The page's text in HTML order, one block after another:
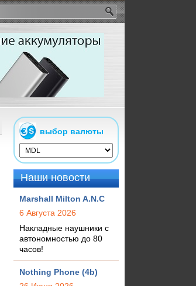
выбор валюты
Наши новости
Marshall Milton A.N.C
6 Августа 2026
Накладные наушники с
автономностью до 80
часов!
Nothing Phone (4b)